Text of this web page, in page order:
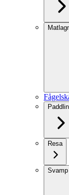
Resa